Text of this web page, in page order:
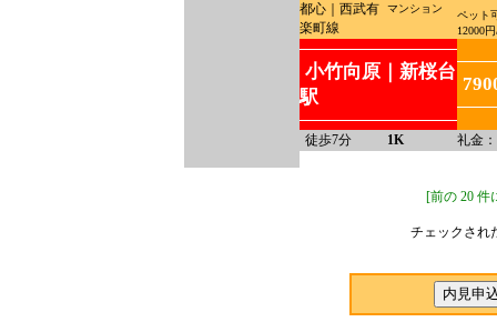
都心｜西武有
楽町線
マンション
ペット
12000
小竹向原｜新桜台
駅
徒歩7分 1K 礼金
[前の 20 件
チェックされ